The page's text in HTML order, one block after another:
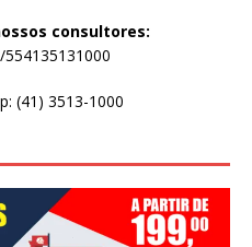
consultores:
(41) 3513-1000